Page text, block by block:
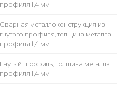
профиля 1,4 мм
Сварная металлоконструкция из
гнутого профиля, толщина металла
профиля 1,4 мм
Гнутый профиль, толщина металла
профиля 1,4 мм